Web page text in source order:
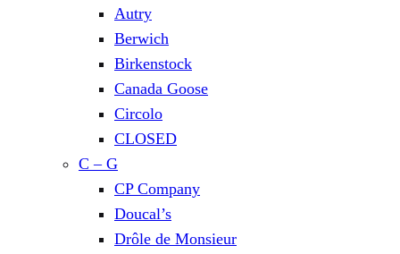
Autry
Berwich
Birkenstock
Canada Goose
Circolo
CLOSED
C – G
CP Company
Doucal’s
Drôle de Monsieur